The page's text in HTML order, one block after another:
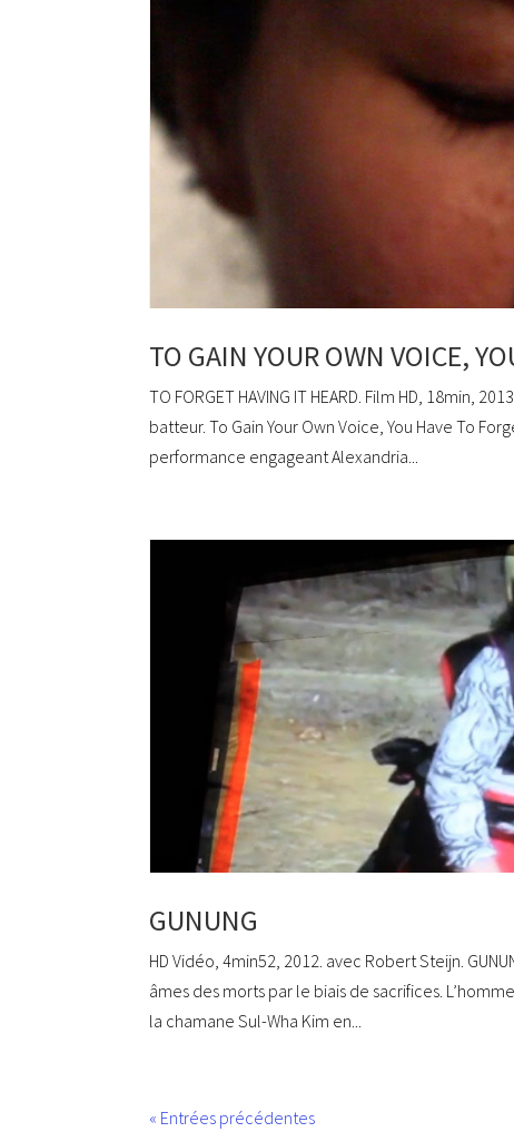
TO GAIN YOUR OWN VOICE,
TO FORGET HAVING IT HEARD. Film HD, 18min,
batteur. To Gain Your Own Voice, You Have To
performance engageant Alexandria...
GUNUNG
HD Vidéo, 4min52, 2012. avec Robert Steijn.
âmes des morts par le biais de sacrifices.
la chamane Sul-Wha Kim en...
« Entrées précédentes